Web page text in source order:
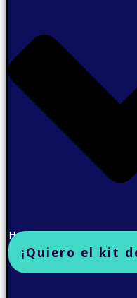
He leído y acepto la política
¡Quiero el kit